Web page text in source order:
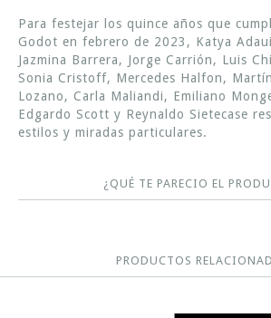
Para festejar los quince años que
Godot en febrero de 2023, Katya
Jazmina Barrera, Jorge Carrión, Luis
Sonia Cristoff, Mercedes Halfon,
Lozano, Carla Maliandi, Emiliano
Edgardo Scott y Reynaldo Sietecase
estilos y miradas particulares.
¿QUÉ TE PARECIO EL
PRODUCTOS